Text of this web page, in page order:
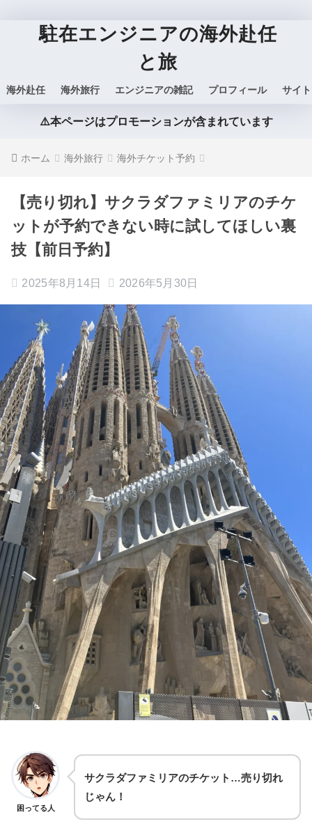
駐在エンジニアの海外赴任
と旅
海外赴任 海外旅行 エンジニアの雑記 プロフィール サイ
⚠️本ページはプロモーションが含まれています
ホーム 海外旅行 海外チケット予約
【売り切れ】サクラダファミリアのチケ
ットが予約できない時に試してほしい裏
技【前日予約】
2025年8月14日 2026年5月30日
困ってる人
サクラダファミリアのチケット…売り切れ
じゃん！